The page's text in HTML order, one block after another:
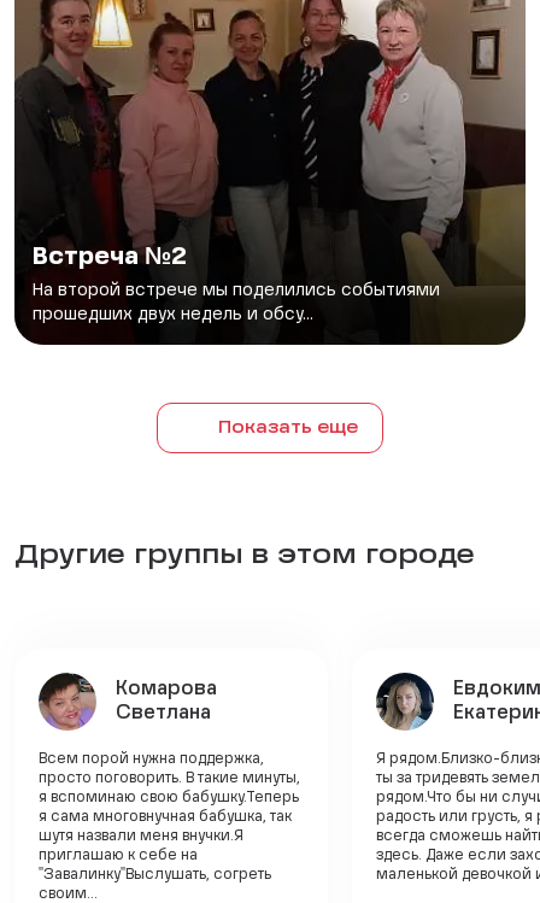
Встреча №2
На второй встрече мы поделились событиями
прошедших двух недель и обсу...
Показать еще
Другие группы в этом городе
Комарова
Светлана
Всем порой нужна поддержка,
просто поговорить. В такие минуты,
я вспоминаю свою бабушку.Теперь
я сама многовнучная бабушка, так
шутя назвали меня внучки.Я
приглашаю к себе на
"Завалинку"Выслушать, согреть
своим...
Я рядом.Близко-
ты за тридевять
рядом.Что бы ни
радость или грусть,
всегда сможешь
здесь. Даже если
маленькой девочкой